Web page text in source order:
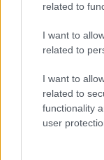
related to
I want to
related to
I want to
related to
functionality
user
Brent chute de
Juliette Bernard · 7 Août